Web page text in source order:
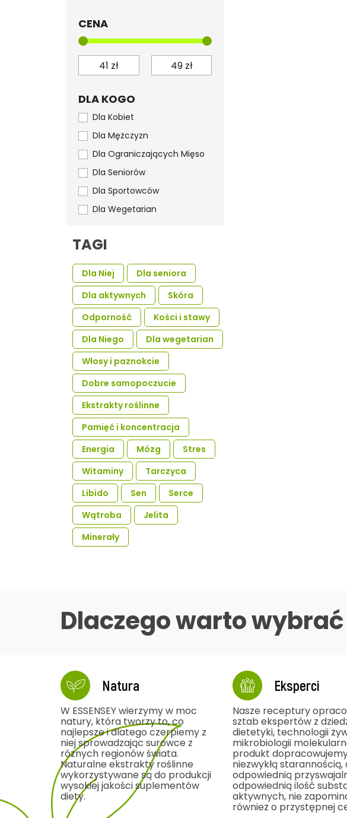
CENA
DLA KOGO
Dla Kobiet
Dla Mężczyzn
Dla Ograniczających Mięso
Dla Seniorów
Dla Sportowców
Dla Wegetarian
TAGI
Dla Niej
Dla seniora
Dla aktywnych
Skóra
Odporność
Kości i stawy
Dla Niego
Dla wegetarian
Włosy i paznokcie
Dobre samopoczucie
Ekstrakty roślinne
Pamięć i koncentracja
Energia
Mózg
Stres
Witaminy
Tarczyca
Libido
Sen
Serce
Wątroba
Jelita
Minerały
Dlaczego warto wybrać
Natura
W ESSENSEY wierzymy w moc
natury, która tworzy to, co
najlepsze i dlatego czerpiemy z
niej sprowadzając surowce z
różnych regionów świata.
Naturalne ekstrakty roślinne
wykorzystywane są do produkcji
wysokiej jakości suplementów
diety.
Eksperci
Nasze receptury
sztab ekspertów z
dietetyki, technologii
mikrobiologii
produkt
niezwykłą starannością,
odpowiednią
odpowiednią ilość
aktywnych, nie
również o przystępnej